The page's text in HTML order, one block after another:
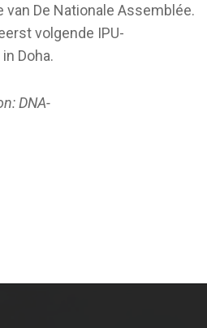
De Nationale Assemblée.
volgende IPU-
Doha.
DNA-